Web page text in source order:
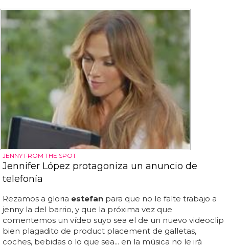
JENNY FROM THE SPOT
Jennifer López protagoniza un anuncio de
telefonía
Rezamos a gloria estefan para que no le falte trabajo a
jenny la del barrio, y que la próxima vez que
comentemos un vídeo suyo sea el de un nuevo videoclip
bien plagadito de product placement de galletas,
coches, bebidas o lo que sea... en la música no le irá